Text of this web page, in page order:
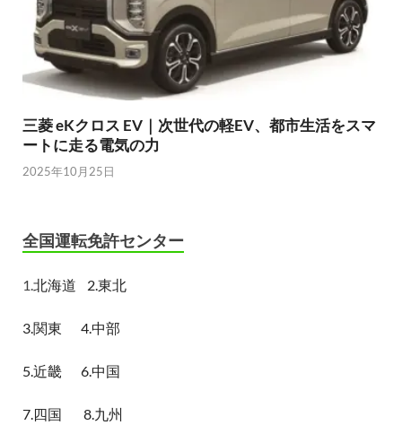
三菱 eKクロス EV｜次世代の軽EV、都市生活をスマ
ートに走る電気の力
2025年10月25日
全国運転免許センター
1. 北海道 2.東北
3.関東 4.中部
5.近畿 6.中国
7.四国 8.九州